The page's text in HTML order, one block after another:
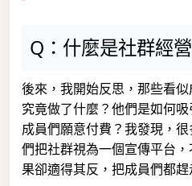
Q：什麼是社群經
後來，我開始反思，那些看
究竟做了什麼？他們是如何
成員們願意付費？我發現，
們把社群視為一個宣傳平台
果卻適得其反，把成員們都趕